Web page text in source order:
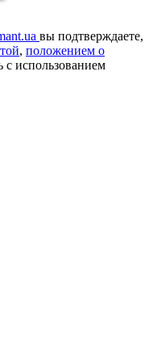
вы подтверждаете,
, положением о
с использованием